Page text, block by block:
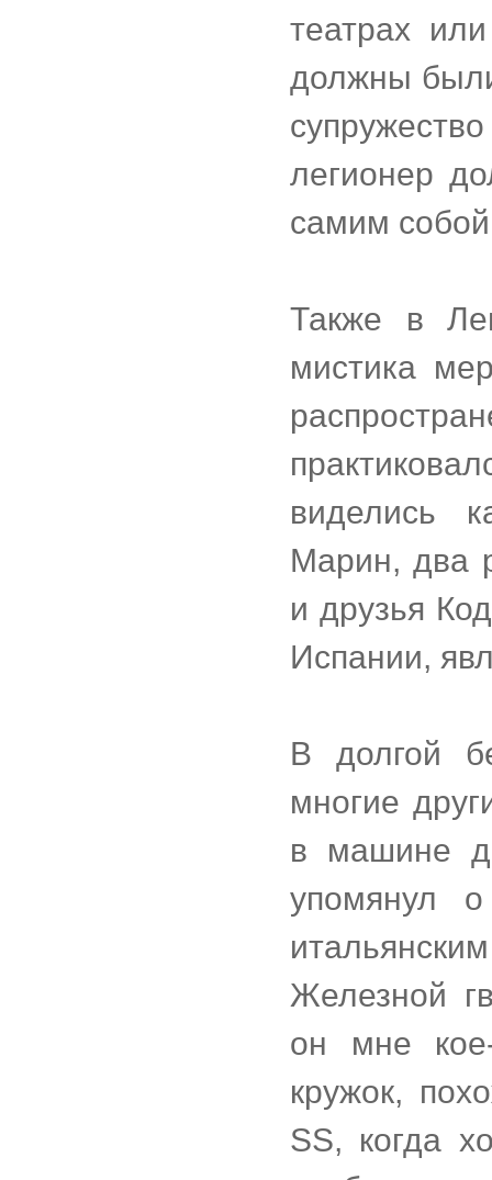
театрах
должны
легионер
самим
Также в
мистика
виделись
Марин, два
и друзья
Испании,
В долгой
многие
в машине
упомянул
Железной
он мне
кружок,
SS, когда